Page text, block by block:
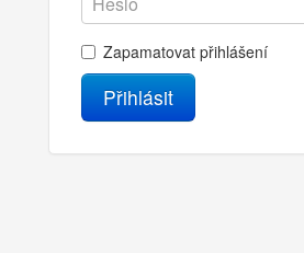
Zapamatovat přihlášení
Přihlásit